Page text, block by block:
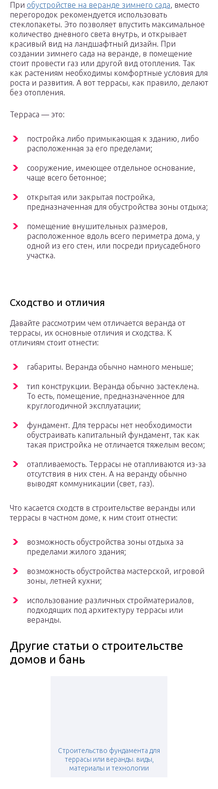
При обустройстве на веранде зимнего сада, вместо
перегородок рекомендуется использовать
стеклопакеты. Это позволяет впустить максимальное
количество дневного света внутрь, и открывает
красивый вид на ландшафтный дизайн. При
создании зимнего сада на веранде, в помещение
стоит провести газ или другой вид отопления. Так
как растениям необходимы комфортные условия для
роста и развития. А вот террасы, как правило, делают
без отопления.
Терраса — это:
постройка либо примыкающая к зданию, либо
расположенная за его пределами;
сооружение, имеющее отдельное основание,
чаще всего бетонное;
открытая или закрытая постройка,
предназначенная для обустройства зоны отдыха;
помещение внушительных размеров,
расположенное вдоль всего периметра дома, у
одной из его стен, или посреди приусадебного
участка.
Сходство и отличия
Давайте рассмотрим чем отличается веранда от
террасы, их основные отличия и сходства. К
отличиям стоит отнести:
габариты. Веранда обычно намного меньше;
тип конструкции. Веранда обычно застеклена.
То есть, помещение, предназначенное для
круглогодичной эксплуатации;
фундамент. Для террасы нет необходимости
обустраивать капитальный фундамент, так как
такая пристройка не отличается тяжелым весом;
отапливаемость. Террасы не отапливаются из-за
отсутствия в них стен. А на веранду обычно
выводят коммуникации (свет, газ).
Что касается сходств в строительстве веранды или
террасы в частном доме, к ним стоит отнести:
возможность обустройства зоны отдыха за
пределами жилого здания;
возможность обустройства мастерской, игровой
зоны, летней кухни;
использование различных стройматериалов,
подходящих под архитектуру террасы или
веранды.
Другие статьи о строительстве
домов и бань
Строительство фундамента для
террасы или веранды. виды,
материалы и технологии